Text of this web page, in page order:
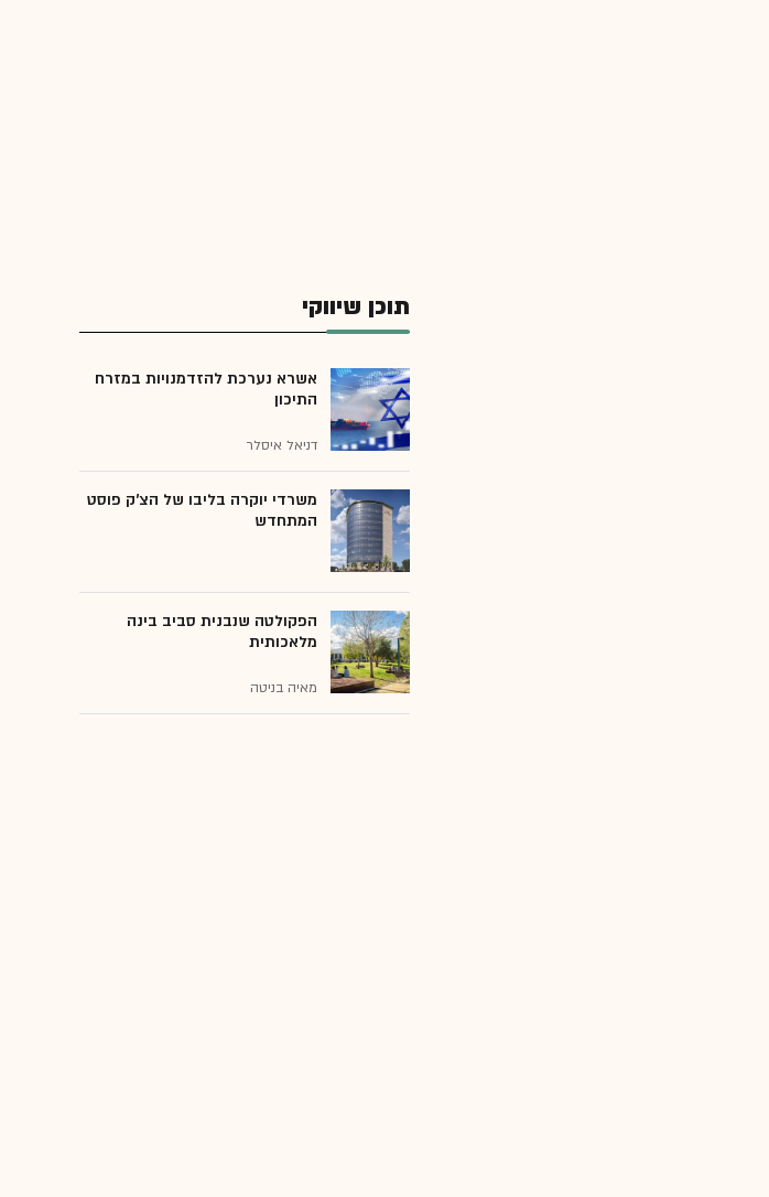
תוכן שיווקי
אשרא נערכת להזדמנויות במזרח
התיכון
דניאל איסלר
משרדי יוקרה בליבו של הצ'ק פוסט
המתחדש
הפקולטה שנבנית סביב בינה
מלאכותית
מאיה בניטה